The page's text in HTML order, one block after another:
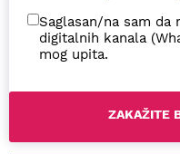
Saglasan/na sam
digitalnih kanala
mog upita.